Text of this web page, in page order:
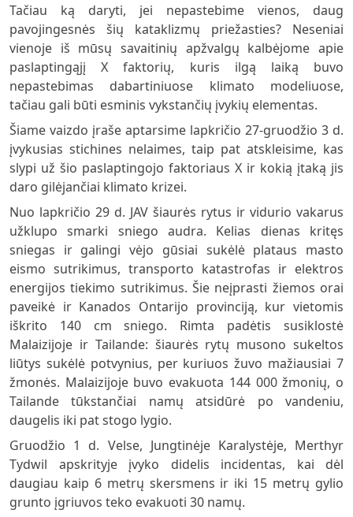
Tačiau ką daryti, jei nepastebime vienos, daug
pavojingesnės šių kataklizmų priežasties? Neseniai
vienoje iš mūsų savaitinių apžvalgų kalbėjome apie
paslaptingąjį X faktorių, kuris ilgą laiką buvo
nepastebimas dabartiniuose klimato modeliuose,
tačiau gali būti esminis vykstančių įvykių elementas.
Šiame vaizdo įraše aptarsime lapkričio 27-gruodžio 3 d.
įvykusias stichines nelaimes, taip pat atskleisime, kas
slypi už šio paslaptingojo faktoriaus X ir kokią įtaką jis
daro gilėjančiai klimato krizei.
Nuo lapkričio 29 d. JAV šiaurės rytus ir vidurio vakarus
užklupo smarki sniego audra. Kelias dienas kritęs
sniegas ir galingi vėjo gūsiai sukėlė plataus masto
eismo sutrikimus, transporto katastrofas ir elektros
energijos tiekimo sutrikimus. Šie neįprasti žiemos orai
paveikė ir Kanados Ontarijo provinciją, kur vietomis
iškrito 140 cm sniego. Rimta padėtis susiklostė
Malaizijoje ir Tailande: šiaurės rytų musono sukeltos
liūtys sukėlė potvynius, per kuriuos žuvo mažiausiai 7
žmonės. Malaizijoje buvo evakuota 144 000 žmonių, o
Tailande tūkstančiai namų atsidūrė po vandeniu,
daugelis iki pat stogo lygio.
Gruodžio 1 d. Velse, Jungtinėje Karalystėje, Merthyr
Tydwil apskrityje įvyko didelis incidentas, kai dėl
daugiau kaip 6 metrų skersmens ir iki 15 metrų gylio
grunto įgriuvos teko evakuoti 30 namų.